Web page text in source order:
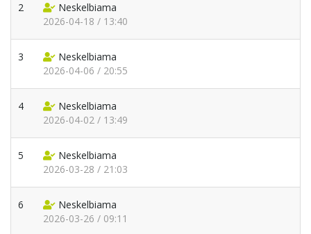
2
Neskelbiama
2026-04-18 / 13:40
3
Neskelbiama
2026-04-06 / 20:55
4
Neskelbiama
2026-04-02 / 13:49
5
Neskelbiama
2026-03-28 / 21:03
6
Neskelbiama
2026-03-26 / 09:11